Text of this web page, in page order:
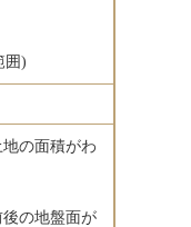
囲)
の面積がわ
の地盤面が